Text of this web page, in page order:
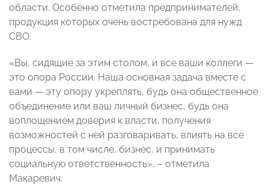
области. Особенно отметила предпринимателей,
продукция которых очень востребована для нужд
СВО.
«Вы, сидящие за этим столом, и все ваши коллеги —
это опора России. Наша основная задача вместе с
вами — эту опору укреплять, будь она общественное
объединение или ваш личный бизнес, будь она
воплощением доверия к власти, получения
возможностей с ней разговаривать, влиять на все
процессы, в том числе, бизнес, и принимать
социальную ответственность», – отметила
Макаревич.